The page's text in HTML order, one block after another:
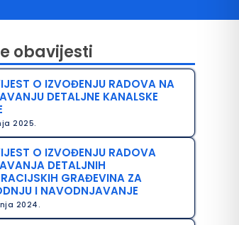
obavijesti
O IZVOĐENJU RADOVA NA
DETALJNE KANALSKE
2025.
O IZVOĐENJU RADOVA
DETALJNIH
GRAĐEVINA ZA
I NAVODNJAVANJE
2024.